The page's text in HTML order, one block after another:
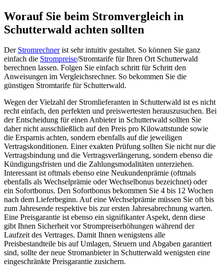
Worauf Sie beim Stromvergleich in
Schutterwald achten sollten
Der Stromrechnerist sehr intuitiv gestaltet. So können Sie ganz
einfach die Strompreise/Stromtarife für Ihren Ort Schutterwald
berechnen lassen. Folgen Sie einfach schritt für Schritt den
Anweisungen im Vergleichsrechner. So bekommen Sie die
günstigen Stromtarife für Schutterwald.
Wegen der Vielzahl der Stromlieferanten in Schutterwald ist es nicht
recht einfach, den perfekten und preiswertesten herauszusuchen. Bei
der Entscheidung für einen Anbieter in Schutterwald sollten Sie
daher nicht ausschließlich auf den Preis pro Kilowattstunde sowie
die Ersparnis achten, sondern ebenfalls auf die jeweiligen
Vertragskonditionen. Einer exakten Prüfung sollten Sie nicht nur die
Vertragsbindung und die Vertragsverlängerung, sondern ebenso die
Kündigungsfristen und die Zahlungsmodalitäten unterziehen.
Interessant ist oftmals ebenso eine Neukundenprämie (oftmals
ebenfalls als Wechselprämie oder Wechselbonus bezeichnet) oder
ein Sofortbonus. Den Sofortbonus bekommen Sie 4 bis 12 Wochen
nach dem Lieferbeginn. Auf eine Wechselprämie müssen Sie oft bis
zum Jahresende respektive bis zur ersten Jahresabrechnung warten.
Eine Preisgarantie ist ebenso ein signifikanter Aspekt, denn diese
gibt Ihnen Sicherheit vor Strompreiserhöhungen während der
Laufzeit des Vertrages. Damit Ihnen wenigstens alle
Preisbestandteile bis auf Umlagen, Steuern und Abgaben garantiert
sind, sollte der neue Stromanbieter in Schutterwald wenigsten eine
eingeschränkte Preisgarantie zusichern.